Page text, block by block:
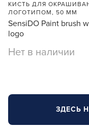
КИСТЬ ДЛЯ
ЛОГОТИПОМ, 50 ММ
SensiDO Paint brush
logo
Нет в наличии
ЗДЕСЬ